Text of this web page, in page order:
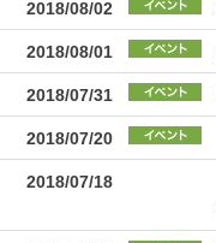
2018/08/02
2018/08/01
2018/07/31
2018/07/20
2018/07/18